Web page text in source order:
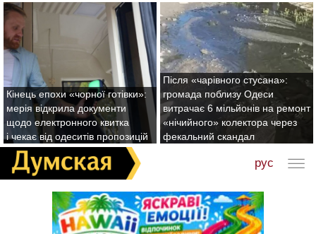
Кінець епохи «чорної готівки»:
мерія відкрила документи
щодо електронного квитка
і чекає від одеситів пропозицій
Після «чарівного стусана»:
громада поблизу Одеси
витрачає 6 мільйонів на ремонт
«нічийного» колектора через
фекальний скандал
рус